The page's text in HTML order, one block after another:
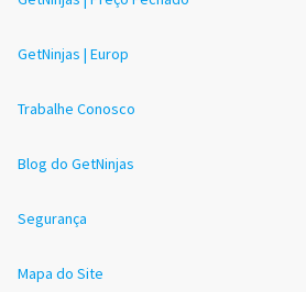
GetNinjas | Europ
Trabalhe Conosco
Blog do GetNinjas
Segurança
Mapa do Site